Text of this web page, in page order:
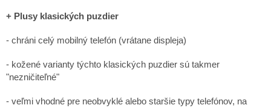
+ Plusy klasických puzdier
- chráni celý mobilný telefón (vrátane displeja)
- kožené varianty týchto klasických puzdier sú takmer
"nezničiteľné"
- veľmi vhodné pre neobvyklé alebo staršie typy telefónov, na